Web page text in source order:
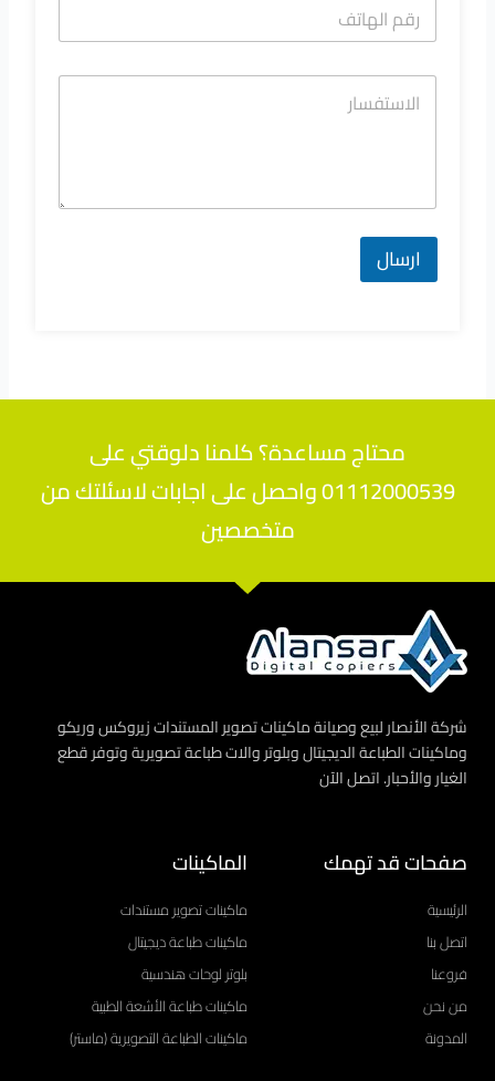
ارسال
محتاج مساعدة؟ كلمنا دلوقتي على
01112000539 واحصل على اجابات لاسئلتك من
متخصصين
شركة الأنصار لبيع وصيانة ماكينات تصوير المستندات زيروكس وريكو
وماكينات الطباعة الديجيتال وبلوتر والات طباعة تصويرية وتوفر قطع
الغيار والأحبار. اتصل الآن
صفحات قد تهمك
الرئيسية
اتصل بنا
فروعنا
من نحن
المدونة
الماكينات
ماكينات تصوير مستندات
ماكينات طباعة ديجيتال
بلوتر لوحات هندسية
ماكينات طباعة الأشعة الطبية
ماكينات الطباعة التصويرية (ماستر)